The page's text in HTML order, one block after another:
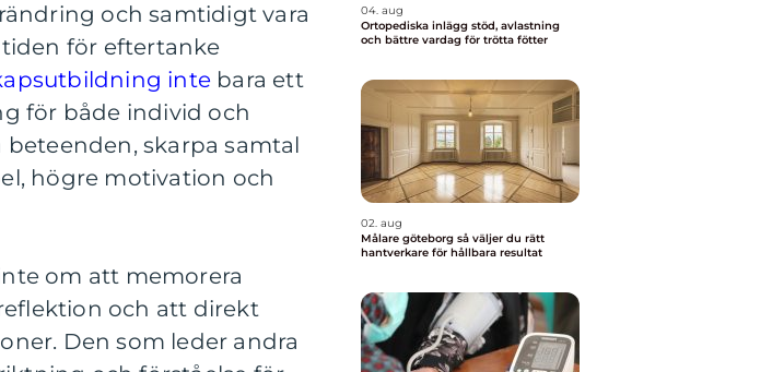
och samtidigt vara
för eftertanke
inte bara ett
för både individ och
skarpa samtal
högre motivation och
om att memorera
och att direkt
Den som leder andra
04. aug
Ortopediska inlägg stöd, avlastning
och bättre vardag för trötta fötter
02. aug
Målare göteborg så väljer du rätt
hantverkare för hållbara resultat